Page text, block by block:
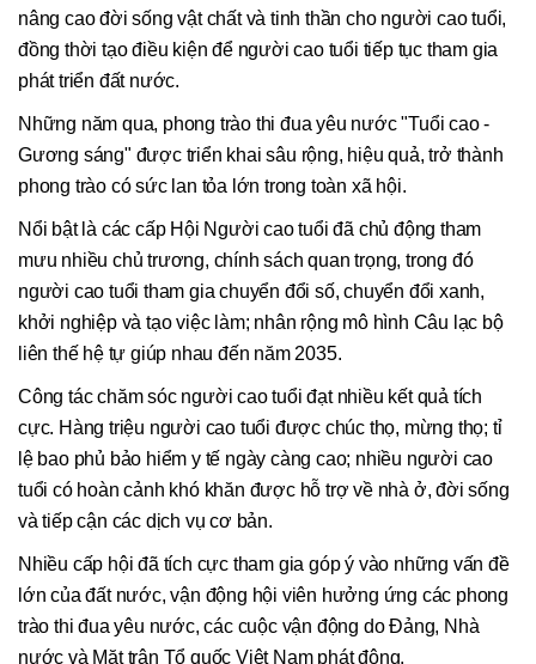
nâng cao đời sống vật chất và tinh thần cho người cao tuổi,
đồng thời tạo điều kiện để người cao tuổi tiếp tục tham gia
phát triển đất nước.
Những năm qua, phong trào thi đua yêu nước "Tuổi cao -
Gương sáng" được triển khai sâu rộng, hiệu quả, trở thành
phong trào có sức lan tỏa lớn trong toàn xã hội.
Nổi bật là các cấp Hội Người cao tuổi đã chủ động tham
mưu nhiều chủ trương, chính sách quan trọng, trong đó
người cao tuổi tham gia chuyển đổi số, chuyển đổi xanh,
khởi nghiệp và tạo việc làm; nhân rộng mô hình Câu lạc bộ
liên thế hệ tự giúp nhau đến năm 2035.
Công tác chăm sóc người cao tuổi đạt nhiều kết quả tích
cực. Hàng triệu người cao tuổi được chúc thọ, mừng thọ; tỉ
lệ bao phủ bảo hiểm y tế ngày càng cao; nhiều người cao
tuổi có hoàn cảnh khó khăn được hỗ trợ về nhà ở, đời sống
và tiếp cận các dịch vụ cơ bản.
Nhiều cấp hội đã tích cực tham gia góp ý vào những vấn đề
lớn của đất nước, vận động hội viên hưởng ứng các phong
trào thi đua yêu nước, các cuộc vận động do Đảng, Nhà
nước và Mặt trận Tổ quốc Việt Nam phát động.